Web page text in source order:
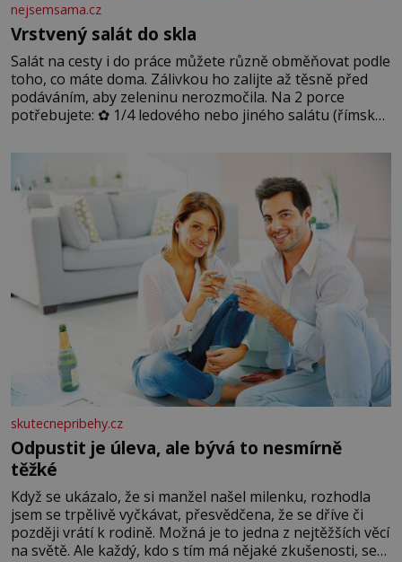
nejsemsama.cz
Vrstvený salát do skla
Salát na cesty i do práce můžete různě obměňovat podle
toho, co máte doma. Zálivkou ho zalijte až těsně před
podáváním, aby zeleninu nerozmočila. Na 2 porce
potřebujete: ✿ 1/4 ledového nebo jiného salátu (římský
okurky ✿ 2 rajčata Zálivka: ✿ 4 lžíce olivového oleje ✿ 1
lžíci citronové šťávy ✿ ½ stroužku
skutecnepribehy.cz
Odpustit je úleva, ale bývá to nesmírně
těžké
Když se ukázalo, že si manžel našel milenku, rozhodla
jsem se trpělivě vyčkávat, přesvědčena, že se dříve či
později vrátí k rodině. Možná je to jedna z nejtěžších věcí
na světě. Ale každý, kdo s tím má nějaké zkušenosti, se